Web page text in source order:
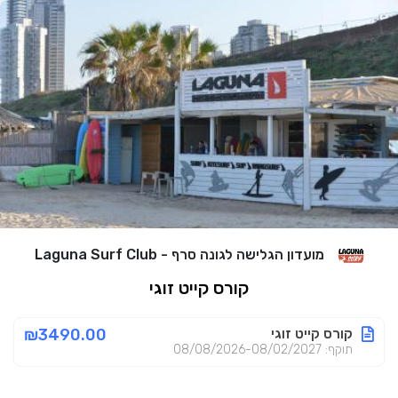
מועדון הגלישה לגונה סרף - Laguna Surf Club
קורס קייט זוגי
קורס קייט זוגי
תוקף: 08/08/2026-08/02/2027
₪3490.00